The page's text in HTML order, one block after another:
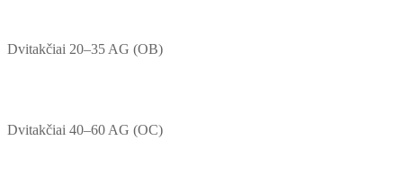
Dvitakčiai 20–35 AG (OB)
Dvitakčiai 40–60 AG (OC)